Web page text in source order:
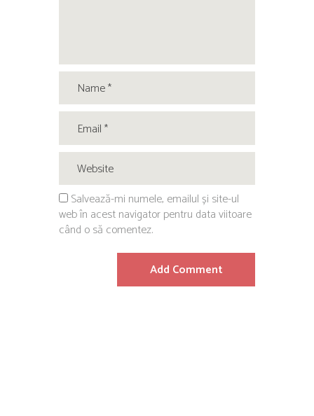
Salvează-mi numele, emailul și site-ul
web în acest navigator pentru data viitoare
când o să comentez.